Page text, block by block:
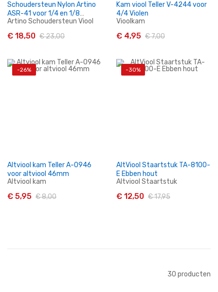
In Winkelwagen
Schoudersteun Nylon Artino
ASR-41 voor 1/4 en 1/8
kinderviool
Artino Schoudersteun Viool
€ 18,50 € 23,00
In Winkelwagen
Kam viool Teller V-4244 voor
4/4 Violen
Vioolkam
€ 4,95 € 7,00
-26%
Altviool kam Teller A-0946
voor altviool 46mm
Altviool kam
€ 5,95 € 8,00
-30%
AltViool Staartstuk TA-8100-
E Ebben hout
Altviool Staartstuk
€ 12,50 € 17,95
30 producten